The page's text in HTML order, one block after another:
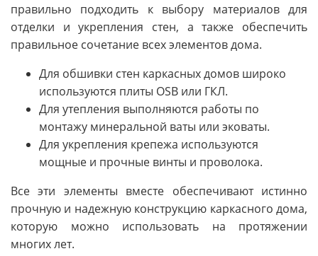
правильно подходить к выбору материалов для
отделки и укрепления стен, а также обеспечить
правильное сочетание всех элементов дома.
Для обшивки стен каркасных домов широко
используются плиты OSB или ГКЛ.
Для утепления выполняются работы по
монтажу минеральной ваты или эковаты.
Для укрепления крепежа используются
мощные и прочные винты и проволока.
Все эти элементы вместе обеспечивают истинно
прочную и надежную конструкцию каркасного дома,
которую можно использовать на протяжении
многих лет.